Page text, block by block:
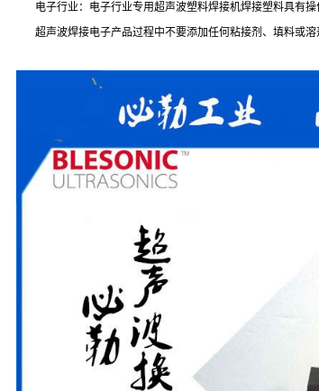
电子行业：电子行业专用超声波塑料焊接机焊接塑料具有操
超声波焊接电子产品过程中不要添加任何粘接剂、填料或溶